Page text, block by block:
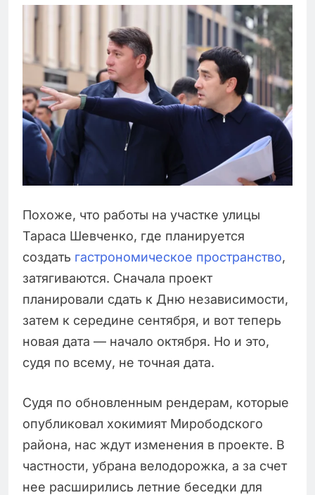
Похоже, что работы на участке улицы
Тараса Шевченко, где планируется
создать гастрономическое пространство,
затягиваются. Сначала проект
планировали сдать к Дню независимости,
затем к середине сентября, и вот теперь
новая дата — начало октября. Но и это,
судя по всему, не точная дата.
Судя по обновленным рендерам, которые
опубликовал хокимият Мирободского
района, нас ждут изменения в проекте. В
частности, убрана велодорожка, а за счет
нее расширились летние беседки для